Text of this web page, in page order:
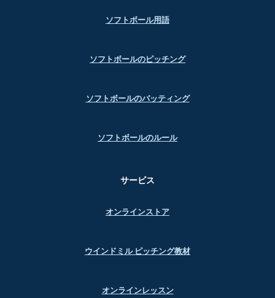
ソフトボール用語
ソフトボールのピッチング
ソフトボールのバッティング
ソフトボールのルール
サービス
オンラインストア
ウインドミル ピッチング教材
オンラインレッスン